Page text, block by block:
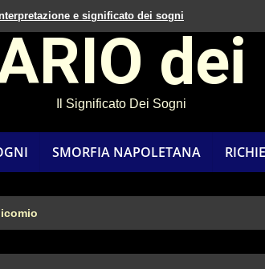
e significato dei sogni
dei
Il Significato Dei Sogni
SMORFIA NAPOLETANA